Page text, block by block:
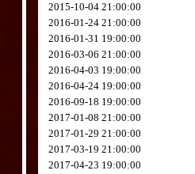
2015-10-04 21:00:00
2016-01-24 21:00:00
2016-01-31 19:00:00
2016-03-06 21:00:00
2016-04-03 19:00:00
2016-04-24 19:00:00
2016-09-18 19:00:00
2017-01-08 21:00:00
2017-01-29 21:00:00
2017-03-19 21:00:00
2017-04-23 19:00:00